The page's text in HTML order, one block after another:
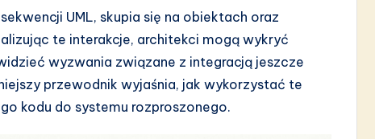
UML, skupia się na obiektach oraz
te interakcje, architekci mogą wykryć
wyzwania związane z integracją jeszcze
przewodnik wyjaśnia, jak wykorzystać te
kodu do systemu rozproszonego.